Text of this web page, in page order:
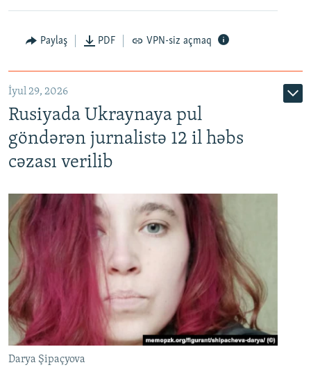
Paylaş PDF VPN-siz açmaq
İyul 29, 2026
Rusiyada Ukraynaya pul
göndərən jurnalistə 12 il həbs
cəzası verilib
Darya Şipaçyova